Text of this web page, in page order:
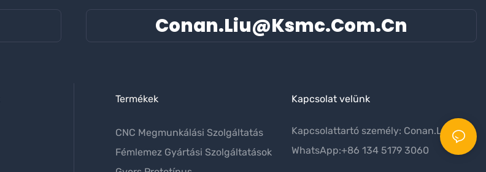
Conan.liu@ksmc.com.cn
Termékek
CNC Megmunkálási Szolgáltatás
Fémlemez Gyártási Szolgáltatások
Kapcsolat velünk
Kapcsolattartó személy: Conan.Liu
WhatsApp:+86 134 5179 3060